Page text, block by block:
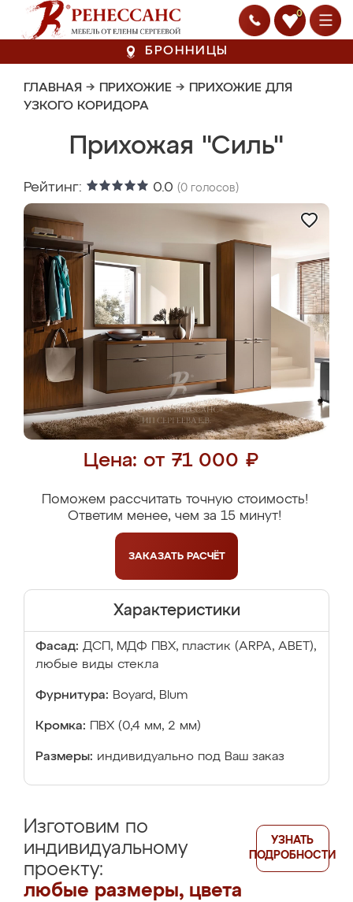
0
БРОННИЦЫ
ГЛАВНАЯ → ПРИХОЖИЕ → ПРИХОЖИЕ ДЛЯ
УЗКОГО КОРИДОРА
Прихожая "Силь"
Рейтинг: 0.0 (0 голосов)
Цена: от 71 000 ₽
Поможем рассчитать точную стоимость!
Ответим менее, чем за 15 минут!
ЗАКАЗАТЬ РАСЧЁТ
Характеристики
Фасад: ДСП, МДФ ПВХ, пластик (ARPA, ABET),
любые виды стекла
Фурнитура: Boyard, Blum
Кромка: ПВХ (0,4 мм, 2 мм)
Размеры: индивидуально под Ваш заказ
Изготовим по
индивидуальному
проекту:
любые размеры, цвета
УЗНАТЬ
ПОДРОБНОСТИ